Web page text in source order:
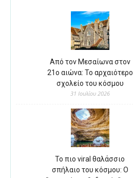
Από τον Μεσαίωνα στον
21ο αιώνα: Το αρχαιότερο
σχολείο του κόσμου
31 Ιουλίου 2026
Το πιο viral θαλάσσιο
σπήλαιο του κόσμου: Ο